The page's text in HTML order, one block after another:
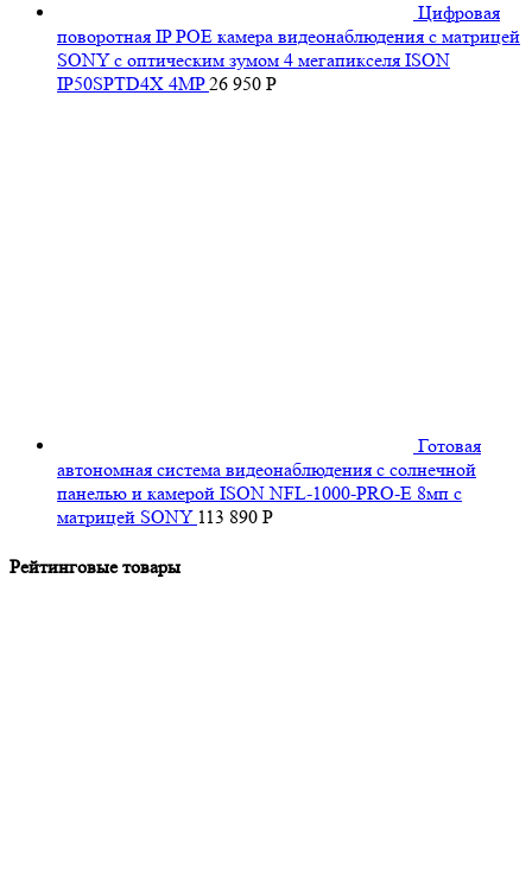
Цифровая
поворотная IP POE камера видеонаблюдения с матрицей
SONY с оптическим зумом 4 мегапикселя ISON
IP50SPTD4X 4MP 26 950 Р
Готовая
автономная система видеонаблюдения с солнечной
панелью и камерой ISON NFL-1000-PRO-E 8мп с
матрицей SONY 113 890 Р
Рейтинговые товары